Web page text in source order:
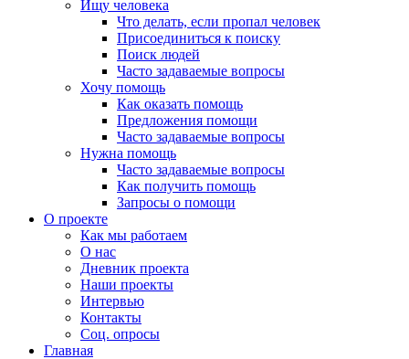
Ищу человека
Что делать, если пропал человек
Присоединиться к поиску
Поиск людей
Часто задаваемые вопросы
Хочу помощь
Как оказать помощь
Предложения помощи
Часто задаваемые вопросы
Нужна помощь
Часто задаваемые вопросы
Как получить помощь
Запросы о помощи
О проекте
Как мы работаем
О нас
Дневник проекта
Наши проекты
Интервью
Контакты
Соц. опросы
Главная